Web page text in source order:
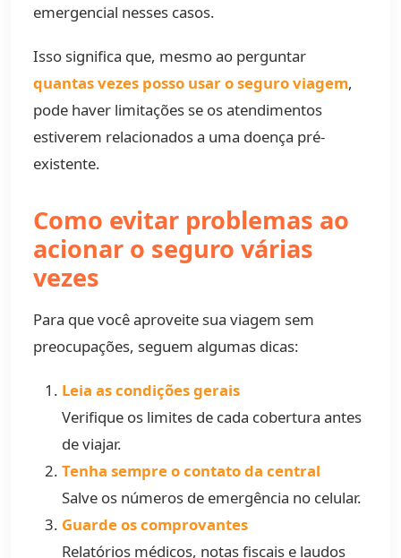
emergencial nesses casos.
Isso significa que, mesmo ao perguntar
quantas vezes posso usar o seguro viagem,
pode haver limitações se os atendimentos
estiverem relacionados a uma doença pré-
existente.
Como evitar problemas ao
acionar o seguro várias
vezes
Para que você aproveite sua viagem sem
preocupações, seguem algumas dicas:
Leia as condições gerais
Verifique os limites de cada cobertura antes
de viajar.
Tenha sempre o contato da central
Salve os números de emergência no celular.
Guarde os comprovantes
Relatórios médicos, notas fiscais e laudos